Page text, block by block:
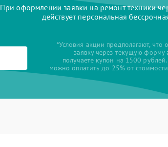
При оформлении заявки на ремонт техники
действует персональная
*Условия акции предполагают, что
заявку через текущую форму
получаете купон на 1500
можно оплатить до 25% от